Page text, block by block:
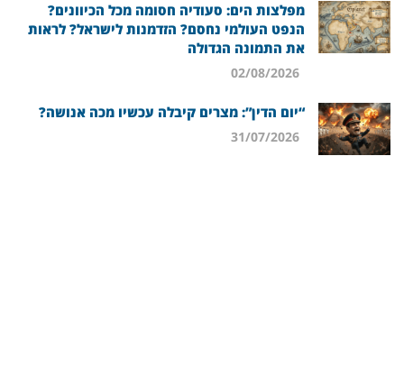
מפלצות הים: סעודיה חסומה מכל הכיוונים?
הנפט העולמי נחסם? הזדמנות לישראל? לראות
את התמונה הגדולה
“יום הדין”: מצרים קיבלה עכשיו מכה אנושה?